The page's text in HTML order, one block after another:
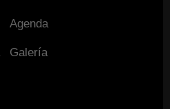
Agenda
Galería